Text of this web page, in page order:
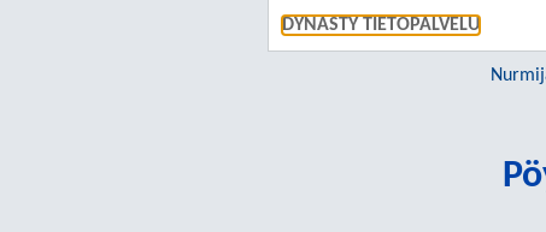
DYNASTY TIETOPALVELU